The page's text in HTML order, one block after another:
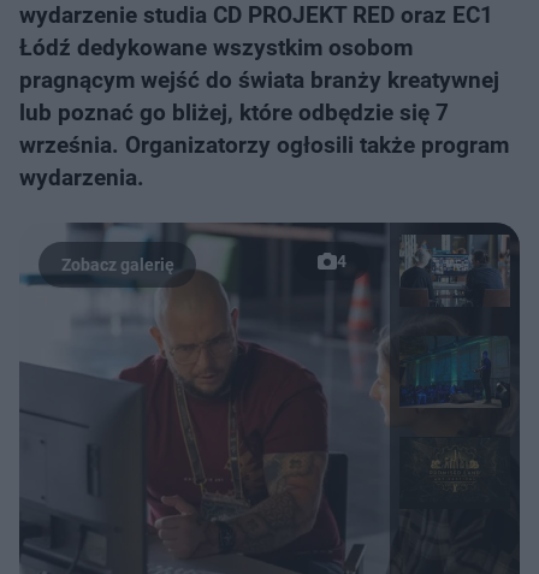
wydarzenie studia CD PROJEKT RED oraz EC1
Łódź dedykowane wszystkim osobom
pragnącym wejść do świata branży kreatywnej
lub poznać go bliżej, które odbędzie się 7
września. Organizatorzy ogłosili także program
wydarzenia.
4